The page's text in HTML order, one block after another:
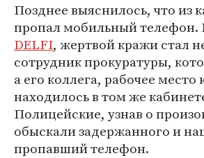
Позднее выяснилось, что из
пропал мобильный телефон.
DELFI, жертвой кражи стал
сотрудник прокуратуры,
а его коллега, рабочее место
находилось в том же
Полицейские, узнав о
обыскали задержанного и
пропавший телефон.